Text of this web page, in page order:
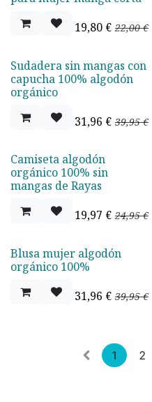
19,80 € 22,00€
Oferta - 20%
Sudadera sin mangas con
capucha 100% algodón
orgánico
31,96 € 39,95€
Oferta - 20%
Camiseta algodón
orgánico 100% sin
mangas de Rayas
19,97 € 24,95€
Oferta - 20%
Blusa mujer algodón
orgánico 100%
31,96 € 39,95€
1 2